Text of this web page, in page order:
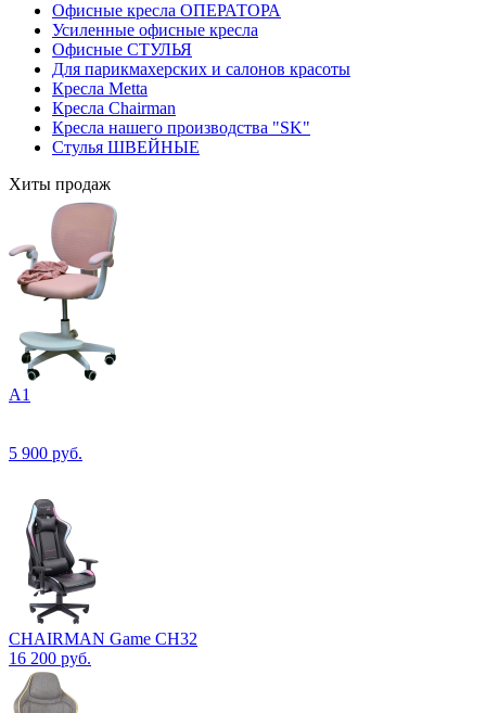
Офисные кресла ОПЕРАТОРА
Усиленные офисные кресла
Офисные СТУЛЬЯ
Для парикмахерских и салонов красоты
Кресла Metta
Кресла Chairman
Кресла нашего производства "SK"
Стулья ШВЕЙНЫЕ
Хиты продаж
А1
5 900 руб.
CHAIRMAN Game CH32
16 200 руб.